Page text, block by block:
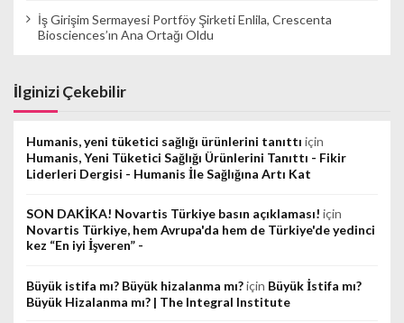
İş Girişim Sermayesi Portföy Şirketi Enlila, Crescenta
Biosciences’ın Ana Ortağı Oldu
İlginizi Çekebilir
Humanis, yeni tüketici sağlığı ürünlerini tanıttı için
Humanis, Yeni Tüketici Sağlığı Ürünlerini Tanıttı - Fikir
Liderleri Dergisi - Humanis İle Sağlığına Artı Kat
SON DAKİKA! Novartis Türkiye basın açıklaması! için
Novartis Türkiye, hem Avrupa'da hem de Türkiye'de yedinci
kez “En iyi İşveren” -
Büyük istifa mı? Büyük hizalanma mı?için Büyük İstifa mı?
Büyük Hizalanma mı? | The Integral Institute